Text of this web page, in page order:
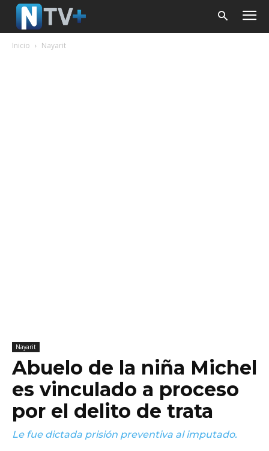
Inicio Nayarit
Nayarit
Abuelo de la niña Michel
es vinculado a proceso
por el delito de trata
Le fue dictada prisión preventiva al imputado.